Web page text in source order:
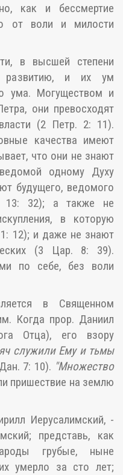
как и бессмертие
от воли и милости
в высшей степени
развитию, и их ум
ума. Могуществом и
они превосходят
(2 Петр. 2: 11).
качества имеют
что они не знают
одному Духу
будущего, ведомого
13: 32); а также не
в которую
12); и даже не знают
(3 Цар. 8: 39).
по себе, без воли
в Священном
Когда прор. Даниил
Отца), его взору
служили Ему и тьмы
7: 10). "Множество
пришествие на землю
Иерусалимский, -
представь, как
грубые, ныне
умерло за сто лет;